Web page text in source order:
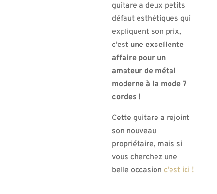
guitare a deux petits
défaut esthétiques qui
expliquent son prix,
c’est une excellente
affaire pour un
amateur de métal
moderne à la mode 7
cordes !
Cette guitare a rejoint
son nouveau
propriétaire, mais si
vous cherchez une
belle occasion c’est ici !